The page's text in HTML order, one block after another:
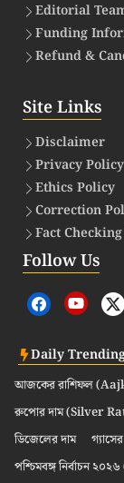
Editorial
Funding
Refund &
Site Links
Disclaimer
Privacy Policy
Ethics Policy
Correction
Fact
Follow Us
Daily
আজকের রাশিফল
রুপোর দাম (Silver
ডিজেলের দাম
পশ্চিমবঙ্গ নির্বাচন